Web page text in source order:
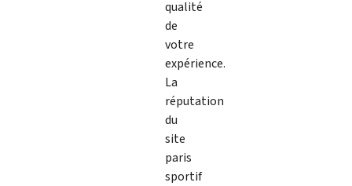
qualité
de
votre
expérience.
La
réputation
du
site
paris
sportif